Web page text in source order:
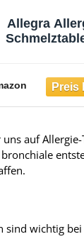
Allegra
auf
sind wichtig